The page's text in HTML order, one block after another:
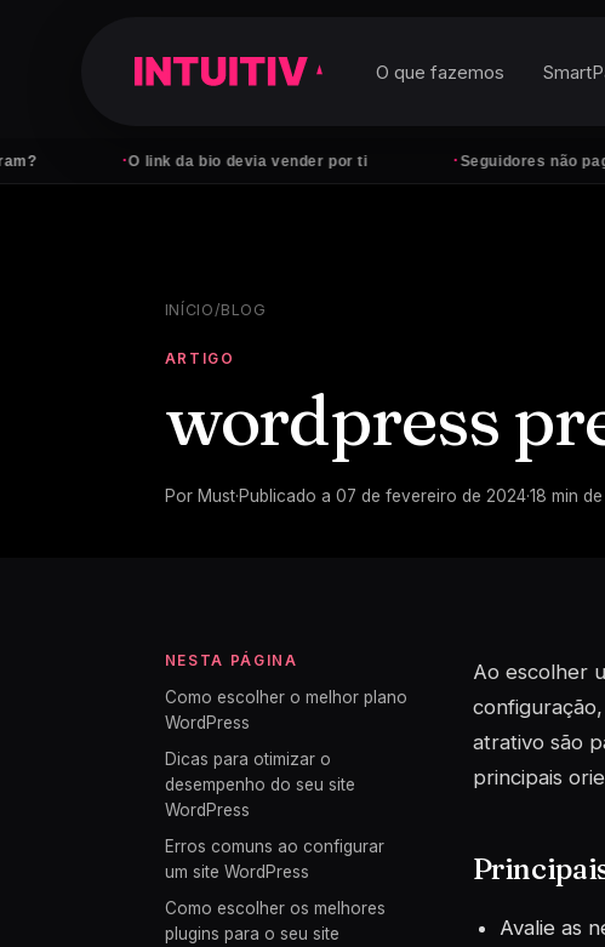
O link da bio devia vender por ti Seguidores não pagam
O que fazemos
INÍCIO/BLOG
ARTIGO
wordpress
Por Must·Publicado a 07 de fevereiro de 2024·18 min
NESTA PÁGINA
Como escolher o melhor plano
WordPress
Dicas para otimizar o
desempenho do seu site
WordPress
Erros comuns ao configurar
um site WordPress
Como escolher os melhores
plugins para o seu site
Ao escolher
atrativo são
principais
Avalie as